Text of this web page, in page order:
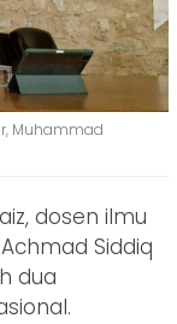
Muhammad
dosen ilmu
Siddiq
dua